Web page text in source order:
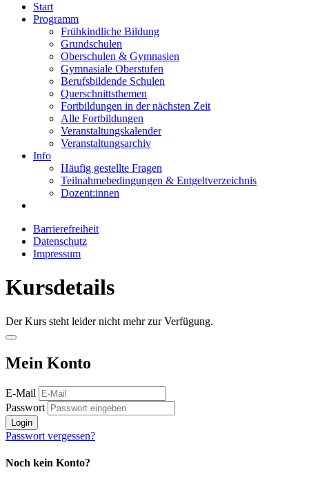
Start
Programm
Frühkindliche Bildung
Grundschulen
Oberschulen & Gymnasien
Gymnasiale Oberstufen
Berufsbildende Schulen
Querschnittsthemen
Fortbildungen in der nächsten Zeit
Alle Fortbildungen
Veranstaltungskalender
Veranstaltungsarchiv
Info
Häufig gestellte Fragen
Teilnahmebedingungen & Entgeltverzeichnis
Dozent:innen
Barrierefreiheit
Datenschutz
Impressum
Kursdetails
Der Kurs steht leider nicht mehr zur Verfügung.
Mein Konto
E-Mail
Passwort
Login
Passwort vergessen?
Noch kein Konto?